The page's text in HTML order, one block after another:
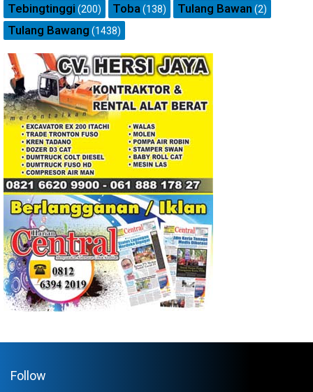
Tebingtinggi (200) Toba (138) Tulang Bawan (2)
Tulang Bawang (1438)
Follow